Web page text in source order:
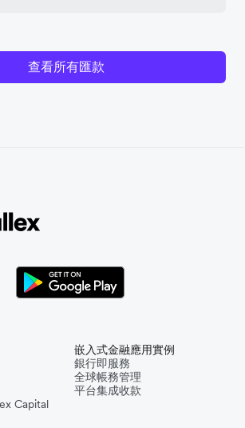
查看所有匯款
Capital
嵌入式金融應用實例
銀行即服務
全球帳務管理
平台集成收款